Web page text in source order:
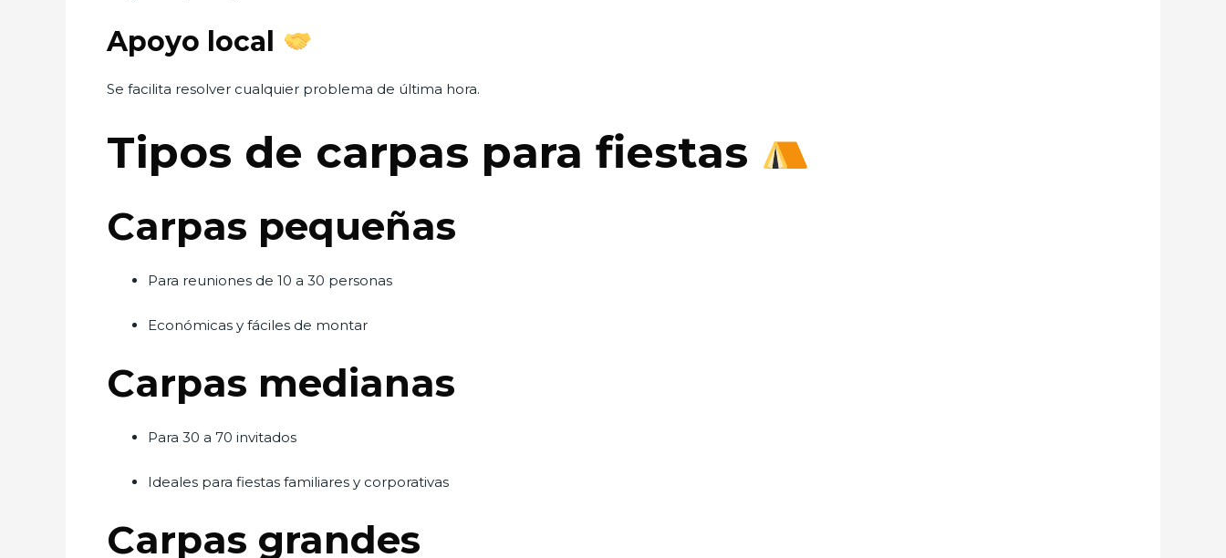
Apoyo local
Se facilita resolver cualquier problema de última hora.
Tipos de carpas para fiestas
Carpas pequeñas
Para reuniones de 10 a 30 personas
Económicas y fáciles de montar
Carpas medianas
Para 30 a 70 invitados
Ideales para fiestas familiares y corporativas
Carpas grandes